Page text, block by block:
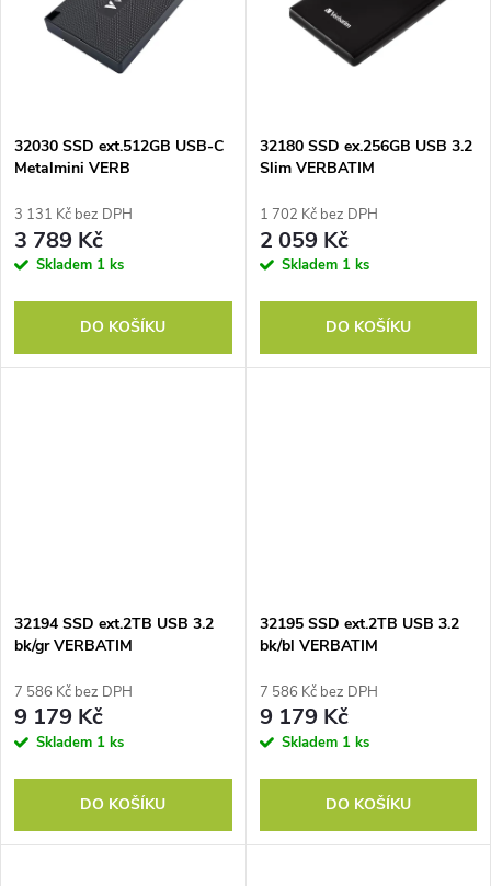
32030 SSD ext.512GB USB-C
Metalmini VERB
3 131 Kč bez DPH
3 789 Kč
Skladem 1 ks
DO KOŠÍKU
32180 SSD ex.256GB USB 3.2
Slim VERBATIM
1 702 Kč bez DPH
2 059 Kč
Skladem 1 ks
DO KOŠÍKU
32194 SSD ext.2TB USB 3.2
bk/gr VERBATIM
7 586 Kč bez DPH
9 179 Kč
Skladem 1 ks
DO KOŠÍKU
32195 SSD ext.2TB USB 3.2
bk/bl VERBATIM
7 586 Kč bez DPH
9 179 Kč
Skladem 1 ks
DO KOŠÍKU